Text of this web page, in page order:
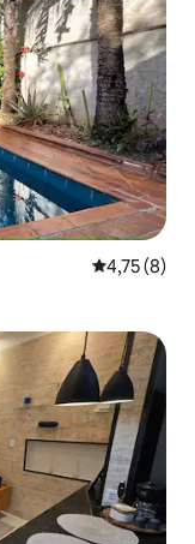
4,75 de
4,75 (8)